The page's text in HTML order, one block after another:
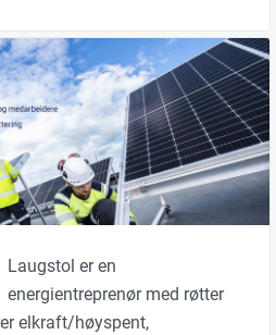
Laugstol er en
energientreprenør med røtter
elkraft/høyspent,